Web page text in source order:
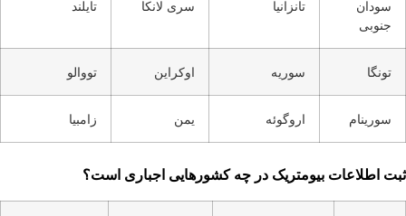
سودان
جنوبی
تانزانیا سری لانکا تایلند
تونگا سوریه اوکراین تووالو
سورینام اروگوئه یمن زامبیا
ثبت اطلاعات بیومتریک در چه کشورهایی اجباری است؟